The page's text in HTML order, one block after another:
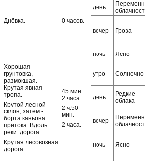
Днёвка. 0 часов.
день
вечер Гроза
ночь Ясно
Хорошая
грунтовка,
размокшая.
Крутая явная
тропа.
Крутой лесной
склон, затем -
борта каньона
притока. Вдоль
реки: дорога.
Крутая лесовозная
дорога.
45 мин.
2 часа.
2 ч.50
мин.
2 часа.
утро Солнечно
день
Редкие
облака
вечер
ночь Ясно